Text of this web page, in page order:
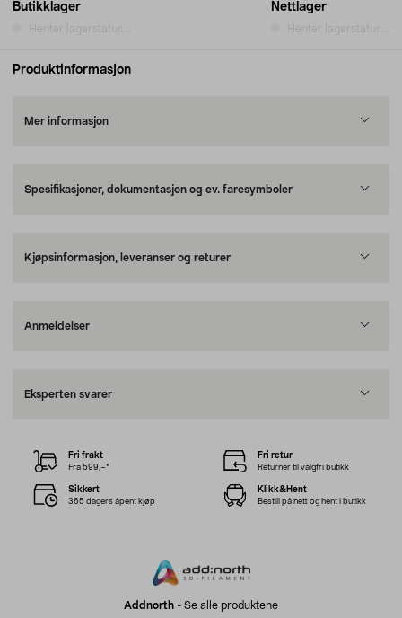
Butikklager Nettlager
Produktinformasjon
Mer informasjon
Spesifikasjoner, dokumentasjon og ev. faresymboler
Kjøpsinformasjon, leveranser og returer
Anmeldelser
Eksperten svarer
Addnorth - Se alle produktene
Fri frakt
Fra 599,–*
Fri retur
Returner til valgfri butikk
Sikkert
365 dagers åpent kjøp
Klikk&Hent
Bestill på nett og hent i butikk